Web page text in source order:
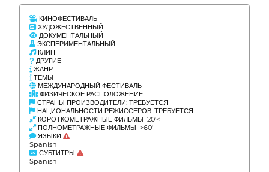
КИНОФЕСТИВАЛЬ
ХУДОЖЕСТВЕННЫЙ
ДОКУМЕНТАЛЬНЫЙ
ЭКСПЕРИМЕНТАЛЬНЫЙ
КЛИП
ДРУГИЕ
ЖАНР
ТЕМЫ
МЕЖДУНАРОДНЫЙ ФЕСТИВАЛЬ
ФИЗИЧЕСКОЕ РАСПОЛОЖЕНИЕ
СТРАНЫ ПРОИЗВОДИТЕЛИ: ТРЕБУЕТСЯ
НАЦИОНАЛЬНОСТИ РЕЖИССЕРОВ: ТРЕБУЕТСЯ
КОРОТКОМЕТРАЖНЫЕ ФИЛЬМЫ 20'<
ПОЛНОМЕТРАЖНЫЕ ФИЛЬМЫ >60'
ЯЗЫКИ
Spanish
СУБТИТРЫ
Spanish